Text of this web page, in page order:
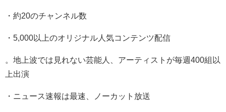
・約20のチャンネル数
・5,000以上のオリジナル人気コンテンツ配信
。地上波では見れない芸能人、アーティストが毎週400組以
上出演
・ニュース速報は最速、ノーカット放送